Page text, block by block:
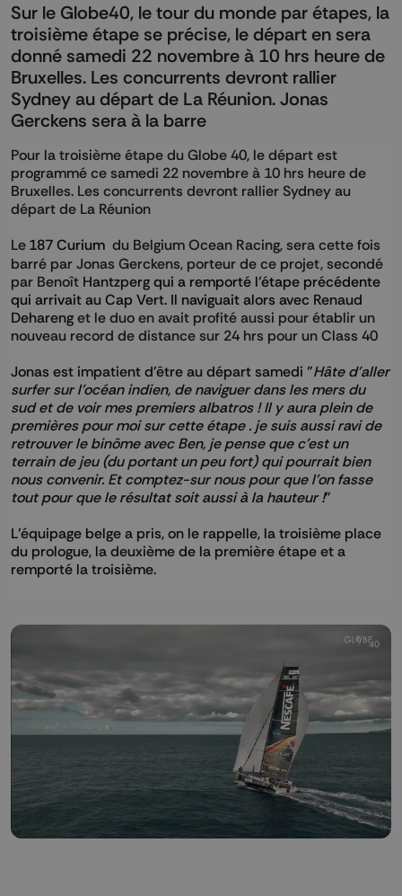
Sur le Globe40, le tour du monde par étapes, la
troisième étape se précise, le départ en sera
donné samedi 22 novembre à 10 hrs heure de
Bruxelles. Les concurrents devront rallier
Sydney au départ de La Réunion. Jonas
Gerckens sera à la barre
Pour la troisième étape du Globe 40, le départ est
programmé ce samedi 22 novembre à 10 hrs heure de
Bruxelles. Les concurrents devront rallier Sydney au
départ de La Réunion
Le 187 Curium du Belgium Ocean Racing, sera cette fois
barré par Jonas Gerckens, porteur de ce projet, secondé
par Benoît Hantzperg qui a remporté l’étape précédente
qui arrivait au Cap Vert. Il naviguait alors avec Renaud
Dehareng et le duo en avait profité aussi pour établir un
nouveau record de distance sur 24 hrs pour un Class 40
Jonas est impatient d'être au départ samedi "Hâte d'aller
surfer sur l'océan indien, de naviguer dans les mers du
sud et de voir mes premiers albatros ! Il y aura plein de
premières pour moi sur cette étape . je suis aussi ravi de
retrouver le binôme avec Ben, je pense que c'est un
terrain de jeu (du portant un peu fort) qui pourrait bien
nous convenir. Et comptez-sur nous pour que l'on fasse
tout pour que le résultat soit aussi à la hauteur !"
L’équipage belge a pris, on le rappelle, la troisième place
du prologue, la deuxième de la première étape et a
remporté la troisième.